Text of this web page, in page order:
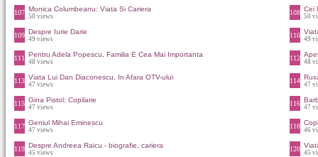
107 Monica Columbeanu: Viata Si Cariera
50 views 108 Cei
50
109 Despre Iurie Darie
49 views 110 49
111 Pentru Adela Popescu, Familia E Cea Mai Importanta
48 views 112 48
113 Viata Lui Dan Diaconescu, In Afara OTV-ului
47 views 114 47
115 Gina Pistol: Copilarie
47 views 116 47
117 Geniul Mihai Eminescu
47 views 118 46
119 Despre Andreea Raicu - biografie, cariera
45 views 120 45